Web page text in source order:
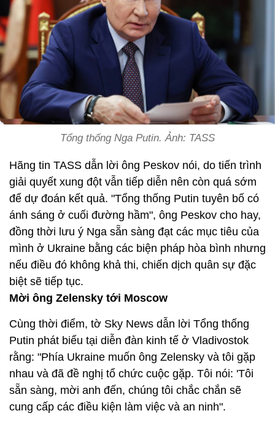
Tổng thống Nga Putin. Ảnh: TASS
Hãng tin TASS dẫn lời ông Peskov nói, do tiến trình
giải quyết xung đột vẫn tiếp diễn nên còn quá sớm
để dự đoán kết quả. "Tổng thống Putin tuyên bố có
ánh sáng ở cuối đường hầm", ông Peskov cho hay,
đồng thời lưu ý Nga sẵn sàng đạt các mục tiêu của
mình ở Ukraine bằng các biện pháp hòa bình nhưng
nếu điều đó không khả thi, chiến dịch quân sự đặc
biệt sẽ tiếp tục.
Mời ông Zelensky tới Moscow
Cùng thời điểm, tờ Sky News dẫn lời Tổng thống
Putin phát biểu tại diễn đàn kinh tế ở Vladivostok
rằng: "Phía Ukraine muốn ông Zelensky và tôi gặp
nhau và đã đề nghị tổ chức cuộc gặp. Tôi nói: 'Tôi
sẵn sàng, mời anh đến, chúng tôi chắc chắn sẽ
cung cấp các điều kiện làm việc và an ninh".